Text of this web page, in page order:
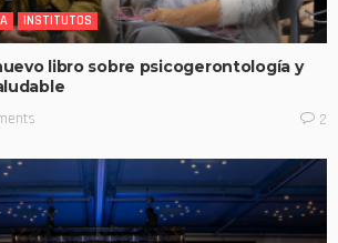
INSTITUTOS
libro sobre psicogerontología y
2